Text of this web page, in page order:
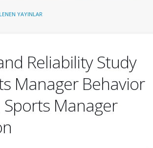
YAYINLAR
Reliability Study
Manager Behavior
Sports Manager